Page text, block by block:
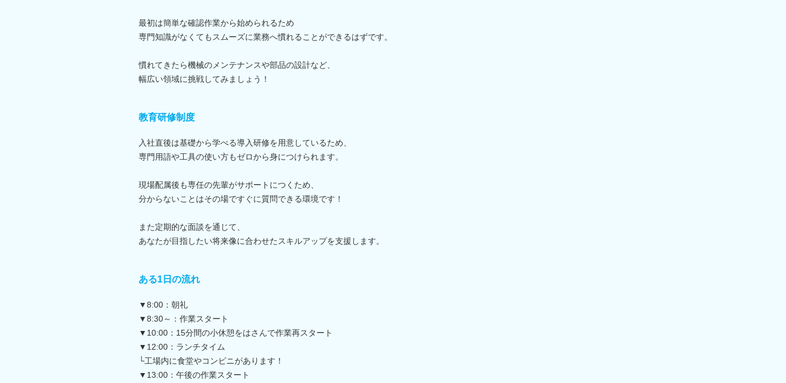
最初は簡単な確認作業から始められるため
専門知識がなくてもスムーズに業務へ慣れることができるはずです。
慣れてきたら機械のメンテナンスや部品の設計など、
幅広い領域に挑戦してみましょう！
教育研修制度
入社直後は基礎から学べる導入研修を用意しているため、
専門用語や工具の使い方もゼロから身につけられます。
現場配属後も専任の先輩がサポートにつくため、
分からないことはその場ですぐに質問できる環境です！
また定期的な面談を通じて、
あなたが目指したい将来像に合わせたスキルアップを支援します。
ある1日の流れ
▼8:00：朝礼
▼8:30～：作業スタート
▼10:00：15分間の小休憩をはさんで作業再スタート
▼12:00：ランチタイム
└工場内に食堂やコンビニがあります！
▼13:00：午後の作業スタート